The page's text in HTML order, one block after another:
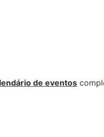
de eventos